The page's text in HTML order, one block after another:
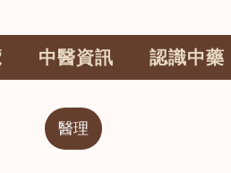
中醫資訊 認識中藥
醫理